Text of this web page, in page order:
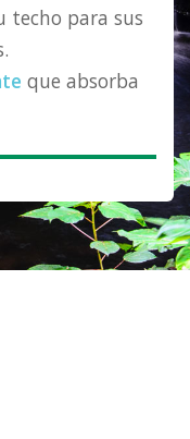
techo para sus
que absorba